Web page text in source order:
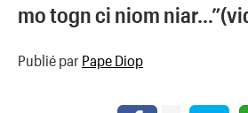
mo togn ci niom
Publié par Pape Diop